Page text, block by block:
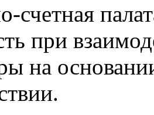
счетная
при
на